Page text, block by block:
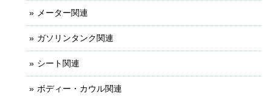
メーター関連
ガソリンタンク関連
シート関連
ボディー・カウル関連